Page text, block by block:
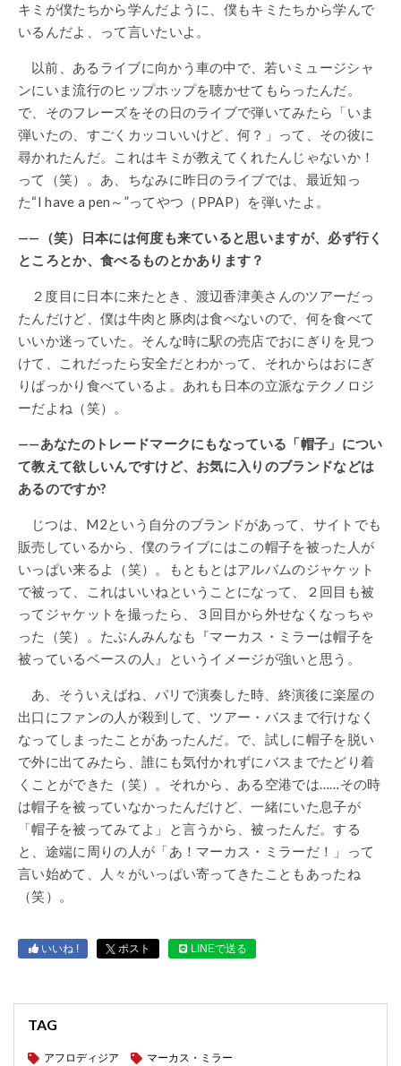
キミが僕たちから学んだように、僕もキミたちから学んで
いるんだよ、って言いたいよ。
以前、あるライブに向かう車の中で、若いミュージシャ
ンにいま流行のヒップホップを聴かせてもらったんだ。
で、そのフレーズをその日のライブで弾いてみたら「いま
弾いたの、すごくカッコいいけど、何？」って、その彼に
尋かれたんだ。これはキミが教えてくれたんじゃないか！
って（笑）。あ、ちなみに昨日のライブでは、最近知っ
た“I have a pen～”ってやつ（PPAP）を弾いたよ。
——（笑）日本には何度も来ていると思いますが、必ず行く
ところとか、食べるものとかあります？
２度目に日本に来たとき、渡辺香津美さんのツアーだっ
たんだけど、僕は牛肉と豚肉は食べないので、何を食べて
いいか迷っていた。そんな時に駅の売店でおにぎりを見つ
けて、これだったら安全だとわかって、それからはおにぎ
りばっかり食べているよ。あれも日本の立派なテクノロジ
ーだよね（笑）。
——あなたのトレードマークにもなっている「帽子」につい
て教えて欲しいんですけど、お気に入りのブランドなどは
あるのですか?
じつは、M2という自分のブランドがあって、サイトでも
販売しているから、僕のライブにはこの帽子を被った人が
いっぱい来るよ（笑）。もともとはアルバムのジャケット
で被って、これはいいねということになって、２回目も被
ってジャケットを撮ったら、３回目から外せなくなっちゃ
った（笑）。たぶんみんなも『マーカス・ミラーは帽子を
被っているベースの人』というイメージが強いと思う。
あ、そういえばね、パリで演奏した時、終演後に楽屋の
出口にファンの人が殺到して、ツアー・バスまで行けなく
なってしまったことがあったんだ。で、試しに帽子を脱い
で外に出てみたら、誰にも気付かれずにバスまでたどり着
くことができた（笑）。それから、ある空港では……その時
は帽子を被っていなかったんだけど、一緒にいた息子が
「帽子を被ってみてよ」と言うから、被ったんだ。する
と、途端に周りの人が「あ！マーカス・ミラーだ！」って
言い始めて、人々がいっぱい寄ってきたこともあったね
（笑）。
いいね ! ポスト LINEで送る
TAG
アフロディジア マーカス・ミラー